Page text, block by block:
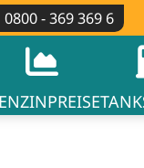
0800 - 369 369 6